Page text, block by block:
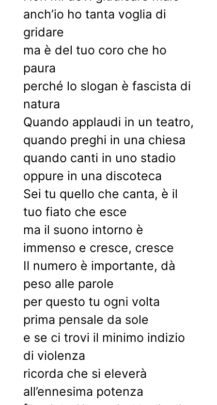
anch’io ho tanta voglia di
gridare
ma è del tuo coro che ho
paura
perché lo slogan è fascista di
natura
Quando applaudi in un teatro,
quando preghi in una chiesa
quando canti in uno stadio
oppure in una discoteca
Sei tu quello che canta, è il
tuo fiato che esce
ma il suono intorno è
immenso e cresce, cresce
Il numero è importante, dà
peso alle parole
per questo tu ogni volta
prima pensale da sole
e se ci trovi il minimo indizio
di violenza
ricorda che si eleverà
all’ennesima potenza